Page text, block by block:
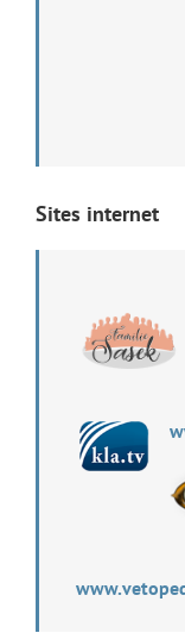
Sites internet